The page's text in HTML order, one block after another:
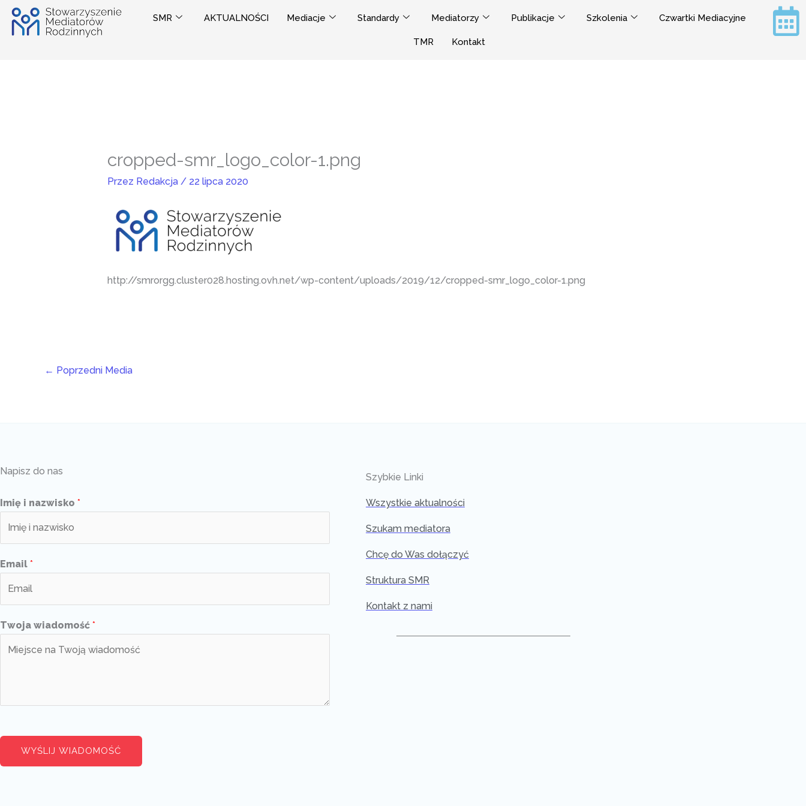
Przejdź
SMR AKTUALNOŚCI Mediacje Standardy Mediatorzy Publikacje Szkolenia Czwartki Mediacyjne
TMR Kontakt
cropped-smr_logo_color-1.png
Przez Redakcja / 22 lipca 2020
http://smrorgg.cluster028.hosting.ovh.net/wp-content/uploads/2019/12/cropped-smr_logo_color-1.png
← Poprzedni Media
Napisz do nas
Imię i nazwisko *
Email *
Twoja wiadomość *
WYŚLIJ WIADOMOŚĆ
Szybkie Linki
Wszystkie aktualności
Szukam mediatora
Chcę do Was dołączyć
Struktura SMR
Kontakt z nami